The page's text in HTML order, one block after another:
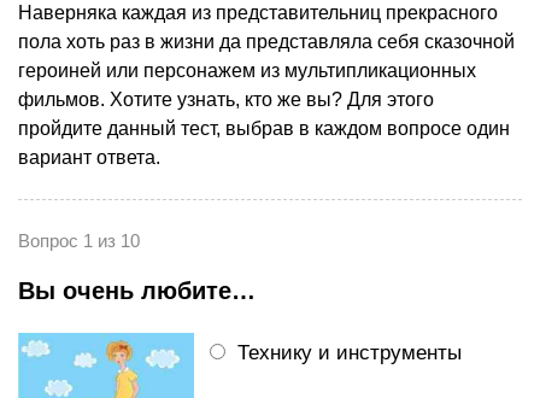
Наверняка каждая из представительниц прекрасного
пола хоть раз в жизни да представляла себя сказочной
героиней или персонажем из мультипликационных
фильмов. Хотите узнать, кто же вы? Для этого
пройдите данный тест, выбрав в каждом вопросе один
вариант ответа.
Вопрос 1 из 10
Вы очень любите…
Технику и инструменты